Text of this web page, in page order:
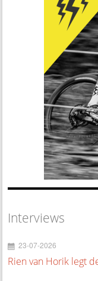
Interviews
23-07-2026
Rien van Horik legt